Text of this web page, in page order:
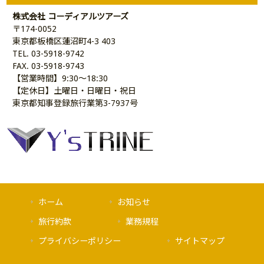
株式会社 コーディアルツアーズ
〒174-0052
東京都板橋区蓮沼町4-3 403
TEL. 03-5918-9742
FAX. 03-5918-9743
【営業時間】9:30～18:30
【定休日】土曜日・日曜日・祝日
東京都知事登録旅行業第3-7937号
ホーム お知らせ
旅行約款 業務規程
プライバシーポリシー サイトマップ